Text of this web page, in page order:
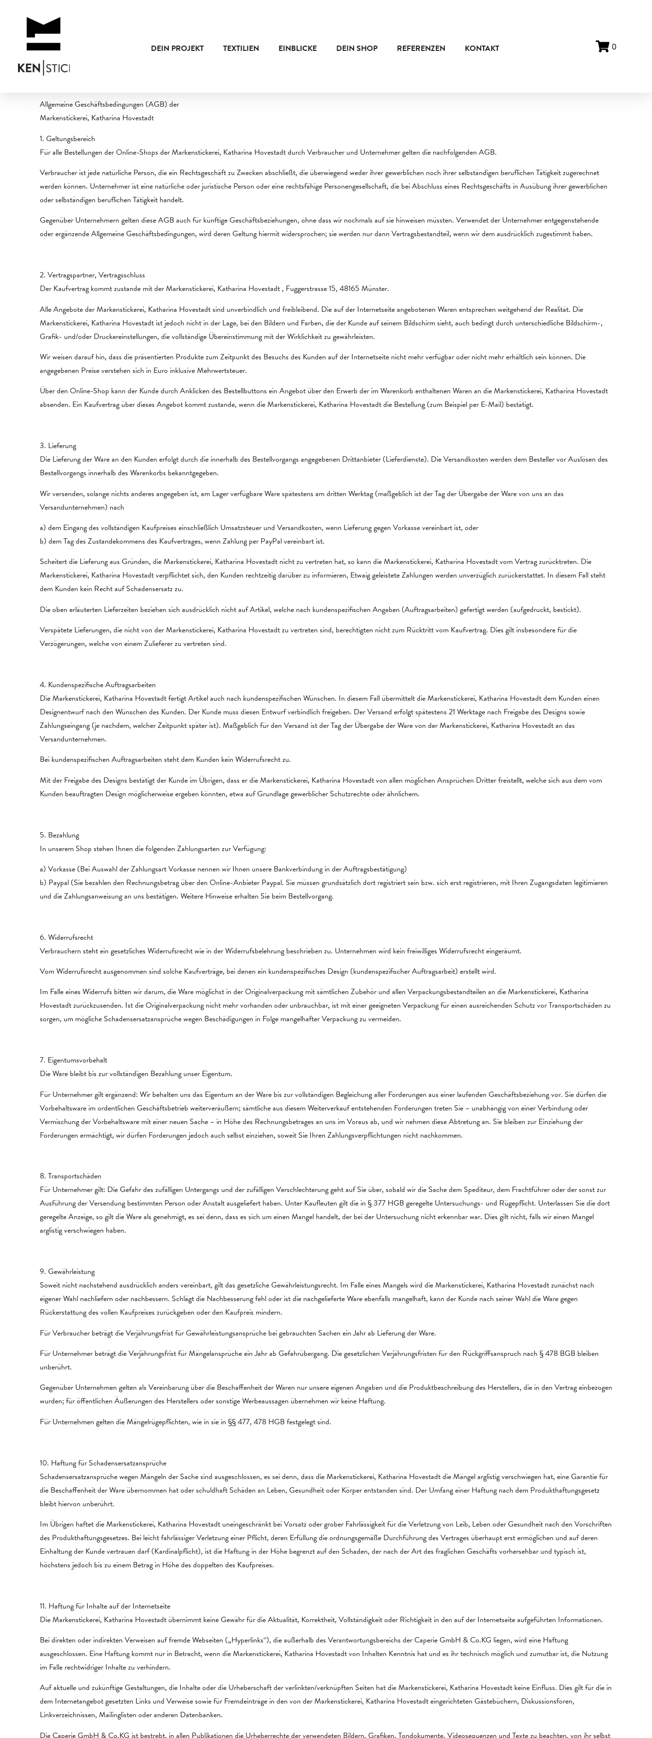
DEIN PROJEKT TEXTILIEN EINBLICKE DEIN SHOP REFERENZEN KONTAKT 0
Allgemeine Geschäftsbedingungen (AGB) der
Markenstickerei, Katharina Hovestadt
1. Geltungsbereich
Für alle Bestellungen der Online-Shops der Markenstickerei, Katharina Hovestadt durch Verbraucher und Unternehmer gelten die nachfolgenden AGB.
Verbraucher ist jede natürliche Person, die ein Rechtsgeschäft zu Zwecken abschließt, die überwiegend weder ihrer gewerblichen noch ihrer selbständigen beruflichen Tätigkeit zugerechnet
werden können. Unternehmer ist eine natürliche oder juristische Person oder eine rechtsfähige Personengesellschaft, die bei Abschluss eines Rechtsgeschäfts in Ausübung ihrer gewerblichen
oder selbständigen beruflichen Tätigkeit handelt.
Gegenüber Unternehmern gelten diese AGB auch für künftige Geschäftsbeziehungen, ohne dass wir nochmals auf sie hinweisen müssten. Verwendet der Unternehmer entgegenstehende
oder ergänzende Allgemeine Geschäftsbedingungen, wird deren Geltung hiermit widersprochen; sie werden nur dann Vertragsbestandteil, wenn wir dem ausdrücklich zugestimmt haben.
2. Vertragspartner, Vertragsschluss
Der Kaufvertrag kommt zustande mit der Markenstickerei, Katharina Hovestadt , Fuggerstrasse 15, 48165 Münster.
Alle Angebote der Markenstickerei, Katharina Hovestadt sind unverbindlich und freibleibend. Die auf der Internetseite angebotenen Waren entsprechen weitgehend der Realität. Die
Markenstickerei, Katharina Hovestadt ist jedoch nicht in der Lage, bei den Bildern und Farben, die der Kunde auf seinem Bildschirm sieht, auch bedingt durch unterschiedliche Bildschirm-,
Grafik- und/oder Druckereinstellungen, die vollständige Übereinstimmung mit der Wirklichkeit zu gewährleisten.
Wir weisen darauf hin, dass die präsentierten Produkte zum Zeitpunkt des Besuchs des Kunden auf der Internetseite nicht mehr verfügbar oder nicht mehr erhältlich sein können. Die
angegebenen Preise verstehen sich in Euro inklusive Mehrwertsteuer.
Über den Online-Shop kann der Kunde durch Anklicken des Bestellbuttons ein Angebot über den Erwerb der im Warenkorb enthaltenen Waren an die Markenstickerei, Katharina Hovestadt
absenden. Ein Kaufvertrag über dieses Angebot kommt zustande, wenn die Markenstickerei, Katharina Hovestadt die Bestellung (zum Beispiel per E-Mail) bestätigt.
3. Lieferung
Die Lieferung der Ware an den Kunden erfolgt durch die innerhalb des Bestellvorgangs angegebenen Drittanbieter (Lieferdienste). Die Versandkosten werden dem Besteller vor Auslösen des
Bestellvorgangs innerhalb des Warenkorbs bekanntgegeben.
Wir versenden, solange nichts anderes angegeben ist, am Lager verfügbare Ware spätestens am dritten Werktag (maßgeblich ist der Tag der Übergabe der Ware von uns an das
Versandunternehmen) nach
a) dem Eingang des vollständigen Kaufpreises einschließlich Umsatzsteuer und Versandkosten, wenn Lieferung gegen Vorkasse vereinbart ist, oder
b) dem Tag des Zustandekommens des Kaufvertrages, wenn Zahlung per PayPal vereinbart ist.
Scheitert die Lieferung aus Gründen, die Markenstickerei, Katharina Hovestadt nicht zu vertreten hat, so kann die Markenstickerei, Katharina Hovestadt vom Vertrag zurücktreten. Die
Markenstickerei, Katharina Hovestadt verpflichtet sich, den Kunden rechtzeitig darüber zu informieren, Etwaig geleistete Zahlungen werden unverzüglich zurückerstattet. In diesem Fall steht
dem Kunden kein Recht auf Schadensersatz zu.
Die oben erläuterten Lieferzeiten beziehen sich ausdrücklich nicht auf Artikel, welche nach kundenspezifischen Angaben (Auftragsarbeiten) gefertigt werden (aufgedruckt, bestickt).
Verspätete Lieferungen, die nicht von der Markenstickerei, Katharina Hovestadt zu vertreten sind, berechtigten nicht zum Rücktritt vom Kaufvertrag. Dies gilt insbesondere für die
Verzögerungen, welche von einem Zulieferer zu vertreten sind.
4. Kundenspezifische Auftragsarbeiten
Die Markenstickerei, Katharina Hovestadt fertigt Artikel auch nach kundenspezifischen Wünschen. In diesem Fall übermittelt die Markenstickerei, Katharina Hovestadt dem Kunden einen
Designentwurf nach den Wünschen des Kunden. Der Kunde muss diesen Entwurf verbindlich freigeben. Der Versand erfolgt spätestens 21 Werktage nach Freigabe des Designs sowie
Zahlungseingang (je nachdem, welcher Zeitpunkt später ist). Maßgeblich für den Versand ist der Tag der Übergabe der Ware von der Markenstickerei, Katharina Hovestadt an das
Versandunternehmen.
Bei kundenspezifischen Auftragsarbeiten steht dem Kunden kein Widerrufsrecht zu.
Mit der Freigabe des Designs bestätigt der Kunde im Übrigen, dass er die Markenstickerei, Katharina Hovestadt von allen möglichen Ansprüchen Dritter freistellt, welche sich aus dem vom
Kunden beauftragten Design möglicherweise ergeben könnten, etwa auf Grundlage gewerblicher Schutzrechte oder ähnlichem.
5. Bezahlung
In unserem Shop stehen Ihnen die folgenden Zahlungsarten zur Verfügung:
a) Vorkasse (Bei Auswahl der Zahlungsart Vorkasse nennen wir Ihnen unsere Bankverbindung in der Auftragsbestätigung)
b) Paypal (Sie bezahlen den Rechnungsbetrag über den Online-Anbieter Paypal. Sie müssen grundsätzlich dort registriert sein bzw. sich erst registrieren, mit Ihren Zugangsdaten legitimieren
und die Zahlungsanweisung an uns bestätigen. Weitere Hinweise erhalten Sie beim Bestellvorgang.
6. Widerrufsrecht
Verbrauchern steht ein gesetzliches Widerrufsrecht wie in der Widerrufsbelehrung beschrieben zu. Unternehmen wird kein freiwilliges Widerrufsrecht eingeräumt.
Vom Widerrufsrecht ausgenommen sind solche Kaufverträge, bei denen ein kundenspezifisches Design (kundenspezifischer Auftragsarbeit) erstellt wird.
Im Falle eines Widerrufs bitten wir darum, die Ware möglichst in der Originalverpackung mit sämtlichen Zubehör und allen Verpackungsbestandteilen an die Markenstickerei, Katharina
Hovestadt zurückzusenden. Ist die Originalverpackung nicht mehr vorhanden oder unbrauchbar, ist mit einer geeigneten Verpackung für einen ausreichenden Schutz vor Transportschäden zu
sorgen, um mögliche Schadensersatzansprüche wegen Beschädigungen in Folge mangelhafter Verpackung zu vermeiden.
7. Eigentumsvorbehalt
Die Ware bleibt bis zur vollständigen Bezahlung unser Eigentum.
Für Unternehmer gilt ergänzend: Wir behalten uns das Eigentum an der Ware bis zur vollständigen Begleichung aller Forderungen aus einer laufenden Geschäftsbeziehung vor. Sie dürfen die
Vorbehaltsware im ordentlichen Geschäftsbetrieb weiterveräußern; sämtliche aus diesem Weiterverkauf entstehenden Forderungen treten Sie – unabhängig von einer Verbindung oder
Vermischung der Vorbehaltsware mit einer neuen Sache – in Höhe des Rechnungsbetrages an uns im Voraus ab, und wir nehmen diese Abtretung an. Sie bleiben zur Einziehung der
Forderungen ermächtigt, wir dürfen Forderungen jedoch auch selbst einziehen, soweit Sie Ihren Zahlungsverpflichtungen nicht nachkommen.
8. Transportschäden
Für Unternehmer gilt: Die Gefahr des zufälligen Untergangs und der zufälligen Verschlechterung geht auf Sie über, sobald wir die Sache dem Spediteur, dem Frachtführer oder der sonst zur
Ausführung der Versendung bestimmten Person oder Anstalt ausgeliefert haben. Unter Kaufleuten gilt die in § 377 HGB geregelte Untersuchungs- und Rügepflicht. Unterlassen Sie die dort
geregelte Anzeige, so gilt die Ware als genehmigt, es sei denn, dass es sich um einen Mangel handelt, der bei der Untersuchung nicht erkennbar war. Dies gilt nicht, falls wir einen Mangel
arglistig verschwiegen haben.
9. Gewährleistung
Soweit nicht nachstehend ausdrücklich anders vereinbart, gilt das gesetzliche Gewährleistungsrecht. Im Falle eines Mangels wird die Markenstickerei, Katharina Hovestadt zunächst nach
eigener Wahl nachliefern oder nachbessern. Schlägt die Nachbesserung fehl oder ist die nachgelieferte Ware ebenfalls mangelhaft, kann der Kunde nach seiner Wahl die Ware gegen
Rückerstattung des vollen Kaufpreises zurückgeben oder den Kaufpreis mindern.
Für Verbraucher beträgt die Verjährungsfrist für Gewährleistungsansprüche bei gebrauchten Sachen ein Jahr ab Lieferung der Ware.
Für Unternehmer beträgt die Verjährungsfrist für Mängelansprüche ein Jahr ab Gefahrübergang. Die gesetzlichen Verjährungsfristen für den Rückgriffsanspruch nach § 478 BGB bleiben
unberührt.
Gegenüber Unternehmen gelten als Vereinbarung über die Beschaffenheit der Waren nur unsere eigenen Angaben und die Produktbeschreibung des Herstellers, die in den Vertrag einbezogen
wurden; für öffentlichen Äußerungen des Herstellers oder sonstige Werbeaussagen übernehmen wir keine Haftung.
Für Unternehmen gelten die Mängelrügepflichten, wie in sie in §§ 477, 478 HGB festgelegt sind.
10. Haftung für Schadensersatzansprüche
Schadensersatzansprüche wegen Mängeln der Sache sind ausgeschlossen, es sei denn, dass die Markenstickerei, Katharina Hovestadt die Mängel arglistig verschwiegen hat, eine Garantie für
die Beschaffenheit der Ware übernommen hat oder schuldhaft Schäden an Leben, Gesundheit oder Körper entstanden sind. Der Umfang einer Haftung nach dem Produkthaftungsgesetz
bleibt hiervon unberührt.
Im Übrigen haftet die Markenstickerei, Katharina Hovestadt uneingeschränkt bei Vorsatz oder grober Fahrlässigkeit für die Verletzung von Leib, Leben oder Gesundheit nach den Vorschriften
des Produkthaftungsgesetzes. Bei leicht fahrlässiger Verletzung einer Pflicht, deren Erfüllung die ordnungsgemäße Durchführung des Vertrages überhaupt erst ermöglichen und auf deren
Einhaltung der Kunde vertrauen darf (Kardinalpflicht), ist die Haftung in der Höhe begrenzt auf den Schaden, der nach der Art des fraglichen Geschäfts vorhersehbar und typisch ist,
höchstens jedoch bis zu einem Betrag in Höhe des doppelten des Kaufpreises.
11. Haftung für Inhalte auf der Internetseite
Die Markenstickerei, Katharina Hovestadt übernimmt keine Gewähr für die Aktualität, Korrektheit, Vollständigkeit oder Richtigkeit in den auf der Internetseite aufgeführten Informationen.
Bei direkten oder indirekten Verweisen auf fremde Webseiten („Hyperlinks“), die außerhalb des Verantwortungsbereichs der Caperie GmbH & Co.KG liegen, wird eine Haftung
ausgeschlossen. Eine Haftung kommt nur in Betracht, wenn die Markenstickerei, Katharina Hovestadt von Inhalten Kenntnis hat und es ihr technisch möglich und zumutbar ist, die Nutzung
im Falle rechtwidriger Inhalte zu verhindern.
Auf aktuelle und zukünftige Gestaltungen, die Inhalte oder die Urheberschaft der verlinkten/verknüpften Seiten hat die Markenstickerei, Katharina Hovestadt keine Einfluss. Dies gilt für die in
dem Internetangebot gesetzten Links und Verweise sowie für Fremdeinträge in den von der Markenstickerei, Katharina Hovestadt eingerichteten Gästebüchern, Diskussionsforen,
Linkverzeichnissen, Mailinglisten oder anderen Datenbanken.
Die Caperie GmbH & Co.KG ist bestrebt, in allen Publikationen die Urheberrechte der verwendeten Bildern, Grafiken, Tondokumente, Videosequenzen und Texte zu beachten, von ihr selbst